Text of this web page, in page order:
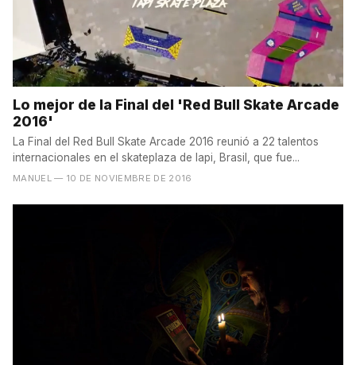
Lo mejor de la Final del 'Red Bull Skate Arcade
2016'
La Final del Red Bull Skate Arcade 2016 reunió a 22 talentos
internacionales en el skateplaza de Iapi, Brasil, que fue...
MANUEL — 10 DE NOVIEMBRE DE 2016